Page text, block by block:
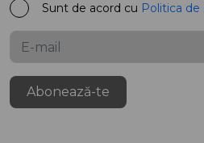
Sunt de acord cu Politica
Abonează-te